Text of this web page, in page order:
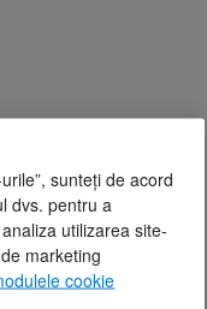
sunteți de acord
dvs. pentru a
utilizarea site-
marketing
cookie